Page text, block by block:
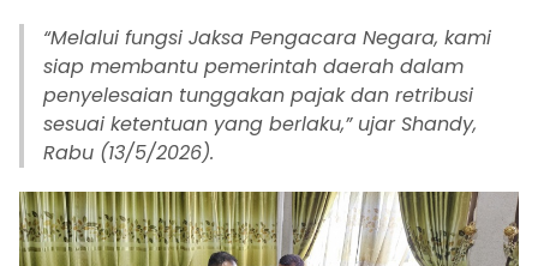
“Melalui fungsi Jaksa Pengacara Negara, kami
siap membantu pemerintah daerah dalam
penyelesaian tunggakan pajak dan retribusi
sesuai ketentuan yang berlaku,” ujar Shandy,
Rabu (13/5/2026).